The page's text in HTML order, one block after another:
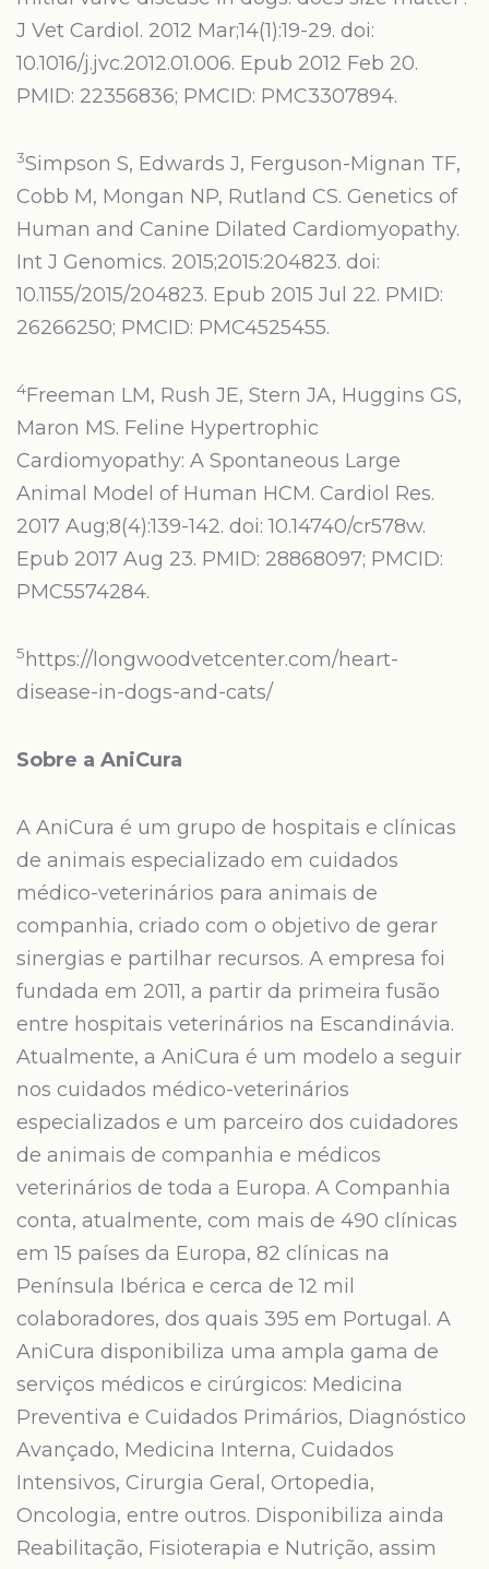
J Vet Cardiol. 2012 Mar;14(1):19-29. doi:
10.1016/j.jvc.2012.01.006. Epub 2012 Feb 20.
PMID: 22356836; PMCID: PMC3307894.
3Simpson S, Edwards J, Ferguson-Mignan TF,
Cobb M, Mongan NP, Rutland CS. Genetics of
Human and Canine Dilated Cardiomyopathy.
Int J Genomics. 2015;2015:204823. doi:
10.1155/2015/204823. Epub 2015 Jul 22. PMID:
26266250; PMCID: PMC4525455.
4Freeman LM, Rush JE, Stern JA, Huggins GS,
Maron MS. Feline Hypertrophic
Cardiomyopathy: A Spontaneous Large
Animal Model of Human HCM. Cardiol Res.
2017 Aug;8(4):139-142. doi: 10.14740/cr578w.
Epub 2017 Aug 23. PMID: 28868097; PMCID:
PMC5574284.
5 https://longwoodvetcenter.com/heart-
disease-in-dogs-and-cats/
Sobre a AniCura
A AniCura é um grupo de hospitais e clínicas
de animais especializado em cuidados
médico-veterinários para animais de
companhia, criado com o objetivo de gerar
sinergias e partilhar recursos. A empresa foi
fundada em 2011, a partir da primeira fusão
entre hospitais veterinários na Escandinávia.
Atualmente, a AniCura é um modelo a seguir
nos cuidados médico-veterinários
especializados e um parceiro dos cuidadores
de animais de companhia e médicos
veterinários de toda a Europa. A Companhia
conta, atualmente, com mais de 490 clínicas
em 15 países da Europa, 82 clínicas na
Península Ibérica e cerca de 12 mil
colaboradores, dos quais 395 em Portugal. A
AniCura disponibiliza uma ampla gama de
serviços médicos e cirúrgicos: Medicina
Preventiva e Cuidados Primários, Diagnóstico
Avançado, Medicina Interna, Cuidados
Intensivos, Cirurgia Geral, Ortopedia,
Oncologia, entre outros. Disponibiliza ainda
Reabilitação, Fisioterapia e Nutrição, assim